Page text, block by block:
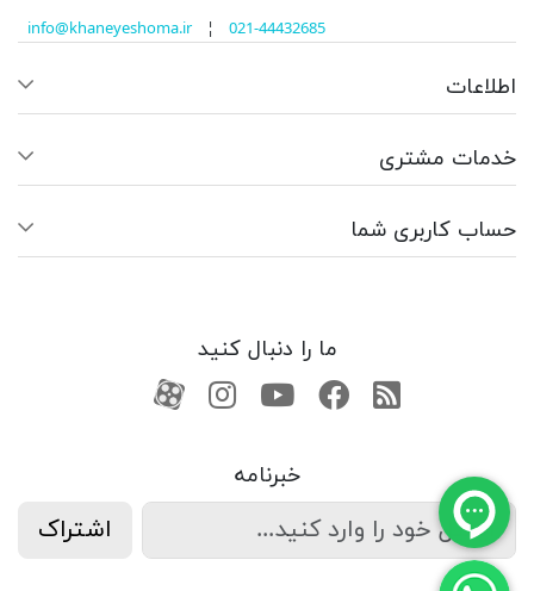
info@khaneyeshoma.ir¦ 021-44432685
اطلاعات
خدمات مشتری
حساب کاربری شما
ما را دنبال کنید
RSSفیسبوکیوتیوبکانال آپارات
کانال آپارات
خبرنامه
اشتراک